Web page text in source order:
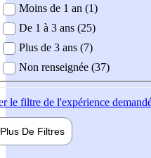
demandée
Moins de 1 an (1)
De 1 à 3 ans (25)
Plus de 3 ans (7)
Non renseignée (37)
le filtre de l'expérience
Plus De Filtres